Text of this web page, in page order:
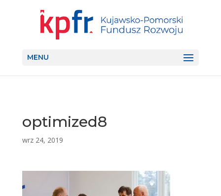
MENU
optimized8
wrz 24, 2019